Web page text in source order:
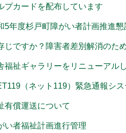
プカードを配布しています
5年度杉戸町障がい者計画推進
じですか？障害者差別解消のた
福祉ギャラリーをリニューアル
（ネット119）緊急通報シ
有償運送について
い者福祉計画進行管理